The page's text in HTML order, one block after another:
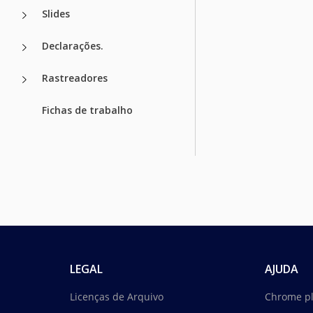
Slides
Declarações.
Rastreadores
Fichas de trabalho
LEGAL
Licenças de Arquivo
AJUDA
Chrome